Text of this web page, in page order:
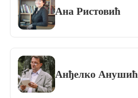
Ана Ристовић
Анђелко Анушић